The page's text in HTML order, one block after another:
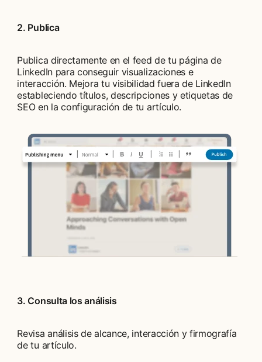
2. Publica
Publica directamente en el feed de tu página de
LinkedIn para conseguir visualizaciones e
interacción. Mejora tu visibilidad fuera de LinkedIn
estableciendo títulos, descripciones y etiquetas de
SEO en la configuración de tu artículo.
3. Consulta los análisis
Revisa análisis de alcance, interacción y firmografía
de tu artículo.